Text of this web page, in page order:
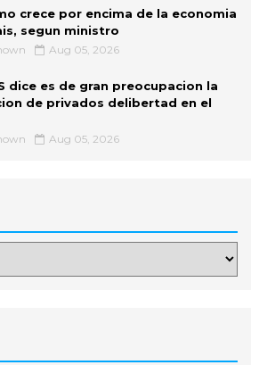
crece por encima de la economia
segun ministro
Aug 05, 2026
dice es de gran preocupacion la
de privados delibertad en el
Aug 05, 2026